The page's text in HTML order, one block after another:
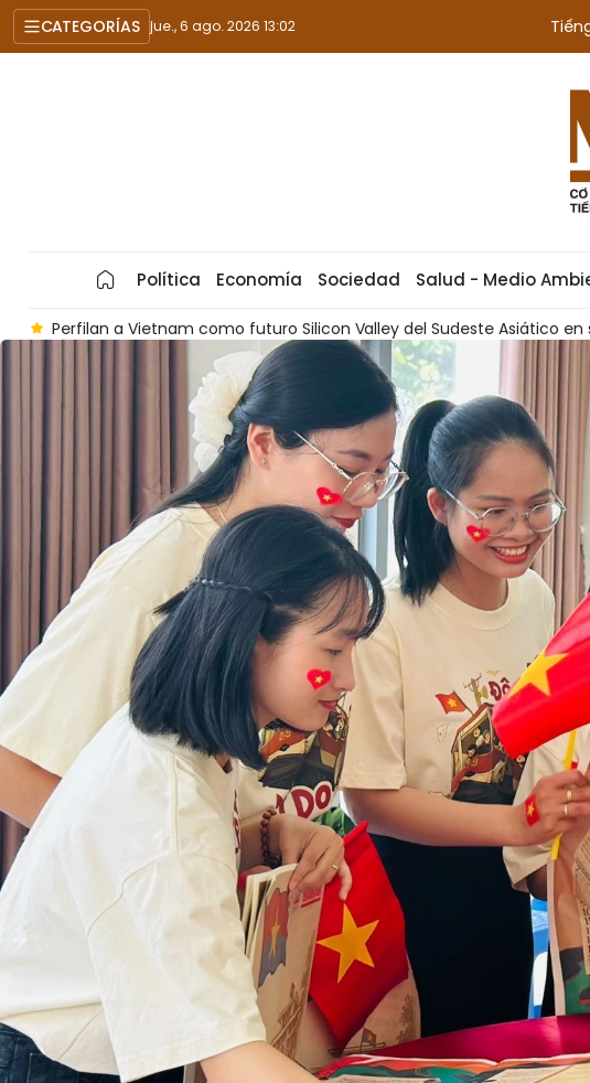
CATEGORÍAS jue., 6 ago. 2026 13:02
Política Economía Sociedad Salud - Medio
Sudeste Asiático en sector de los semiconductores Fidel